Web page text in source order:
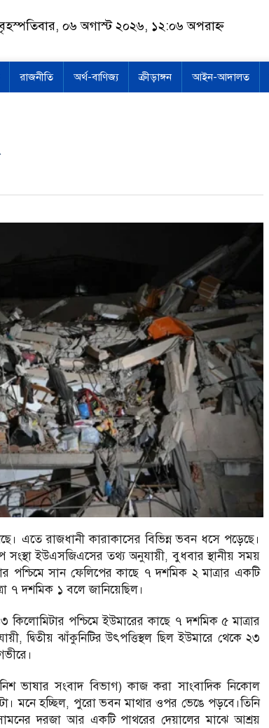
০৬ অগাস্ট ২০২৬, ১২:০৬ অপরাহ্ন
রাজনীতি অর্থ-বাণিজ্য ক্রীড়াঙ্গন আইন-আদালত
এতে রাজধানী কারাকাসের বিভিন্ন ভবন ধসে পড়েছে।
সংস্থা ইউএসজিএসের তথ্য অনুযায়ী, বুধবার স্থানীয় সময়
পশ্চিমে সান ফেলিপের কাছে ৭ দশমিক ২ মাত্রার একটি
৭ দশমিক ১ বলে জানিয়েছিল।
কিলোমিটার পশ্চিমে ইউমারের কাছে ৭ দশমিক ৫ মাত্রার
দ্বিতীয় ঝাঁকুনিটির উৎপত্তিস্থল ছিল ইউমারে থেকে ২৩
ভাষার সংবাদ বিভাগ) কাজ করা সাংবাদিক নিকোল
মনে হচ্ছিল, পুরো ভবন মাথার ওপর ভেঙে পড়বে।তিনি
দরজা আর একটি পাথরের দেয়ালের মাঝে আশ্রয়